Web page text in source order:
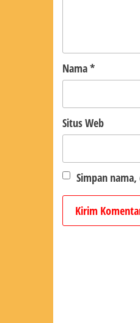
Nama*
Situs Web
Simpan